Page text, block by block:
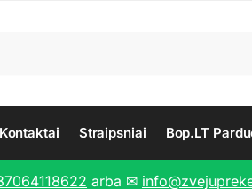
Kontaktai Straipsniai Bop.LT
arba ✉